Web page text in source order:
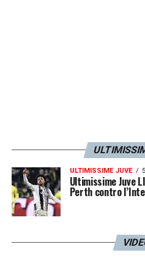
ULTIMISSIME JUVE
Ultimissime Juve
Perth contro